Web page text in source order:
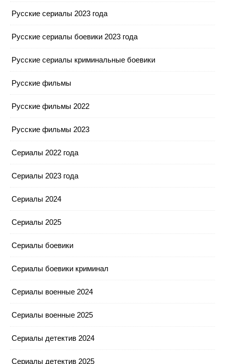
Русские сериалы 2023 года
Русские сериалы боевики 2023 года
Русские сериалы криминальные боевики
Русские фильмы
Русские фильмы 2022
Русские фильмы 2023
Сериалы 2022 года
Сериалы 2023 года
Сериалы 2024
Сериалы 2025
Сериалы боевики
Сериалы боевики криминал
Сериалы военные 2024
Сериалы военные 2025
Сериалы детектив 2024
Сериалы детектив 2025